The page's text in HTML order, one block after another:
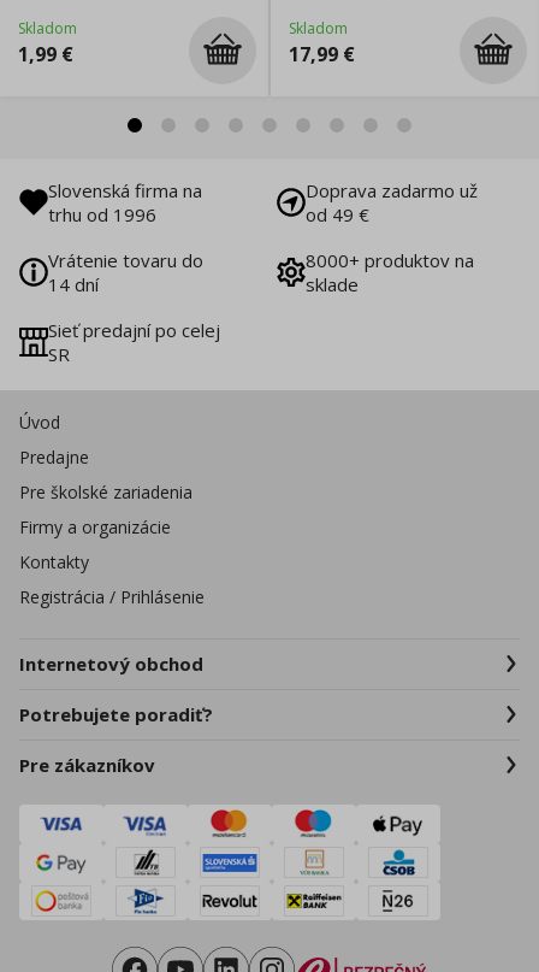
Skladom
1,99 €
Skladom
17,99 €
Slovenská firma na
trhu od 1996
Doprava zadarmo už
od 49 €
Vrátenie tovaru do
14 dní
8000+ produktov na
sklade
Sieť predajní po celej
SR
Úvod
Predajne
Pre školské zariadenia
Firmy a organizácie
Kontakty
Registrácia / Prihlásenie
Internetový obchod
Potrebujete poradiť?
Pre zákazníkov